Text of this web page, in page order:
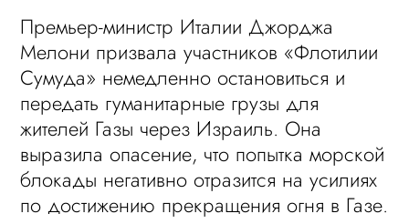
Премьер-министр Италии Джорджа
Мелони призвала участников «Флотилии
Сумуда» немедленно остановиться и
передать гуманитарные грузы для
жителей Газы через Израиль. Она
выразила опасение, что попытка морской
блокады негативно отразится на усилиях
по достижению прекращения огня в Газе.